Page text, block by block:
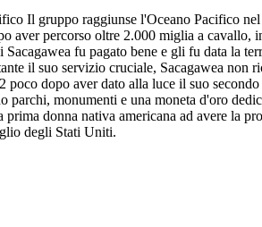
Il gruppo raggiunse l'Oceano Pacifico nel
aver percorso oltre 2.000 miglia a cavallo,
fu pagato bene e gli fu data la
il suo servizio cruciale, Sacagawea non
poco dopo aver dato alla luce il suo
parchi, monumenti e una moneta d'oro
prima donna nativa americana ad avere la
degli Stati Uniti.